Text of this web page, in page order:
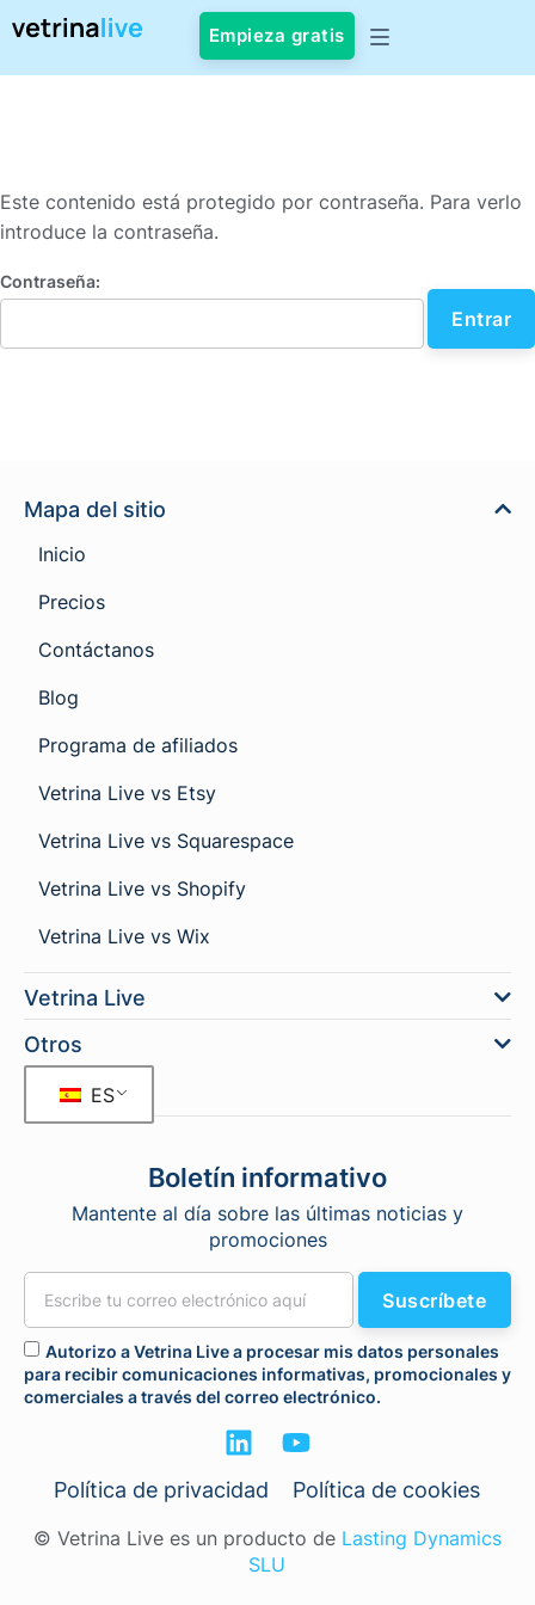
Empieza gratis
Este contenido está protegido por contraseña. Para verlo
introduce la contraseña.
Contraseña:
Mapa del sitio
Inicio
Precios
Contáctanos
Blog
Programa de afiliados
Vetrina Live vs Etsy
Vetrina Live vs Squarespace
Vetrina Live vs Shopify
Vetrina Live vs Wix
Vetrina Live
Otros
ES
Boletín informativo
Mantente al día sobre las últimas noticias y
promociones
Autorizo a Vetrina Live a procesar mis datos personales
para recibir comunicaciones informativas, promocionales y
comerciales a través del correo electrónico.
Suscríbete
Política de privacidad Política de cookies
© Vetrina Live es un producto de Lasting Dynamics
SLU